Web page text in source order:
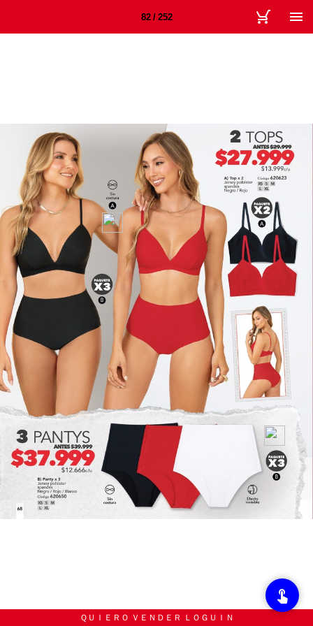
82 / 252
ＱＵＩＥＲＯ ＶＥＮＤＥＲ ＬＯＧＵＩＮ